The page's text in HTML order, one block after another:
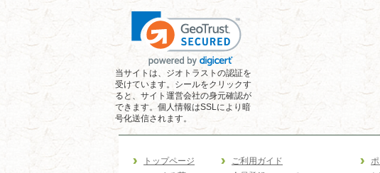
当サイトは、ジオトラストの認証を
受けています。シールをクリックす
ると、サイト運営会社の身元確認が
できます。個人情報はSSLにより暗
号化送信されます。
トップページ
ご利用ガイド